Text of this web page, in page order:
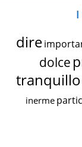
dire
dolce
tranquillo
inerme